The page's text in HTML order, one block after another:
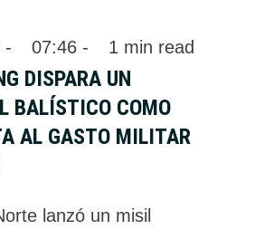
- 07:46 - 1 min read
DISPARA UN
BALÍSTICO COMO
AL GASTO MILITAR
lanzó un misil